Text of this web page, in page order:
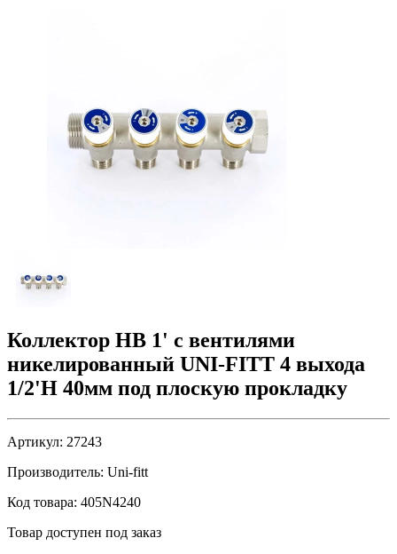
Коллектор НВ 1' с вентилями
никелированный UNI-FITT 4 выхода
1/2'Н 40мм под плоскую прокладку
Артикул: 27243
Производитель: Uni-fitt
Код товара: 405N4240
Товар доступен под заказ